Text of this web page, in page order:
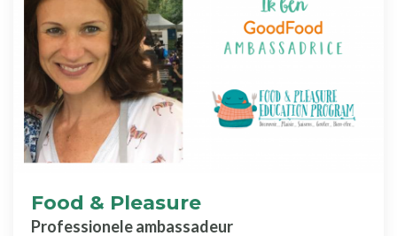
Food & Pleasure
Professionele ambassadeur